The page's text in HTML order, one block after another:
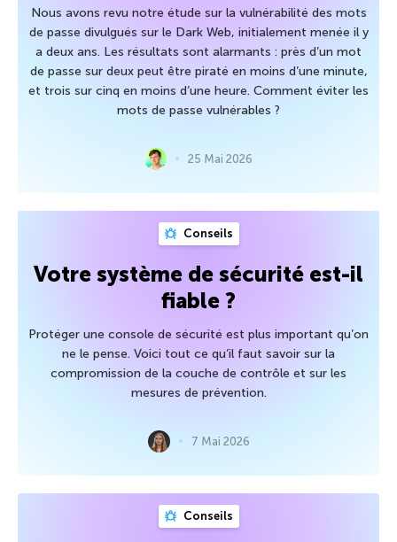
Nous avons revu notre étude sur la vulnérabilité des mots
de passe divulgués sur le Dark Web, initialement menée il y
a deux ans. Les résultats sont alarmants : près d’un mot
de passe sur deux peut être piraté en moins d’une minute,
et trois sur cinq en moins d’une heure. Comment éviter les
mots de passe vulnérables ?
25 Mai 2026
Conseils
Votre système de sécurité est-il
fiable ?
Protéger une console de sécurité est plus important qu’on
ne le pense. Voici tout ce qu’il faut savoir sur la
compromission de la couche de contrôle et sur les
mesures de prévention.
7 Mai 2026
Conseils